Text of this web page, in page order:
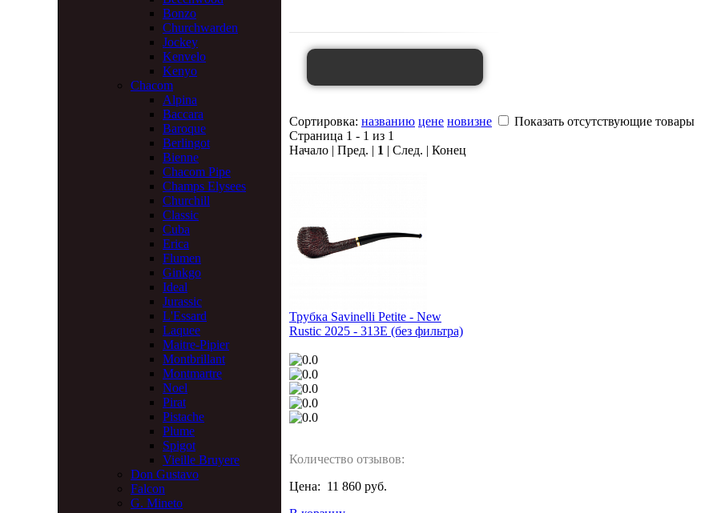
Bonzo
Churchwarden
Jockey
Kenvelo
Kenyo
Chacom
Alpina
Baccara
Baroque
Berlingot
Bienne
Chacom Pipe
Champs Elysees
Churchill
Classic
Cuba
Erica
Flumen
Ginkgo
Ideal
Jurassic
L'Essard
Laquee
Maitre-Pipier
Montbrillant
Montmartre
Noel
Pirat
Pistache
Plume
Spigot
Vieille Bruyere
Don Gustavo
Falcon
G. Mineto
Сортировка: названию цене новизне
Показать отсутствующие товары
Страница 1 - 1 из 1
Начало | Пред. | 1 | След. | Конец
Трубка Savinelli Petite - New
Rustic 2025 - 313E (без фильтра)
Количество отзывов:
Цена: 11 860 руб.